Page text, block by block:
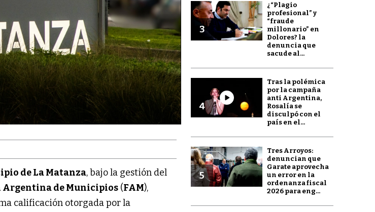
de La Matanza, bajo la gestión del
Argentina de Municipios (FAM),
calificación otorgada por la
3
¿“Plagio
profesional” y
“fraude
millonario” en
Dolores? la
denuncia que
sacude al...
4
Tras la polémica
por la campaña
anti Argentina,
Rosalía se
disculpó con el
país en el...
5
Tres Arroyos:
denuncian que
Garate aprovecha
un error en la
ordenanza fiscal
2026 para eng...